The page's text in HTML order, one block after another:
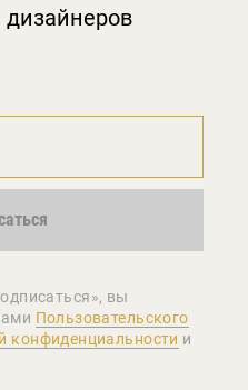
дизайнеров
вы
Пользовательского
конфиденциальности и